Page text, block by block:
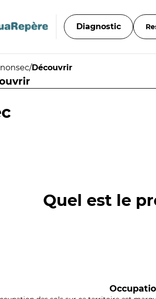
Diagnostic
/Découvrir
Quel est le